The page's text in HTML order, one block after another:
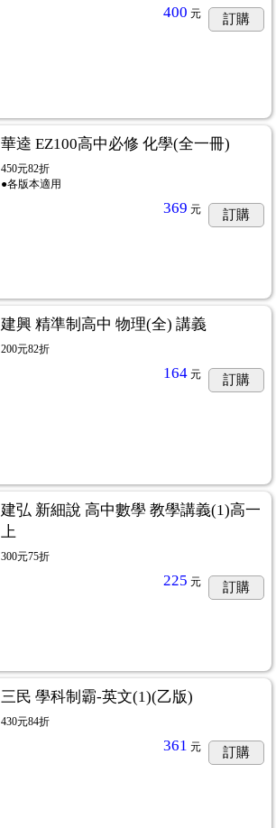
400 元 訂購
華逵 EZ100高中必修 化學(全一冊)
450元82折
●各版本適用
369 元 訂購
建興 精準制高中 物理(全) 講義
200元82折
164 元 訂購
建弘 新細說 高中數學 教學講義(1)高一
上
300元75折
225 元 訂購
三民 學科制霸-英文(1)(乙版)
430元84折
361 元 訂購